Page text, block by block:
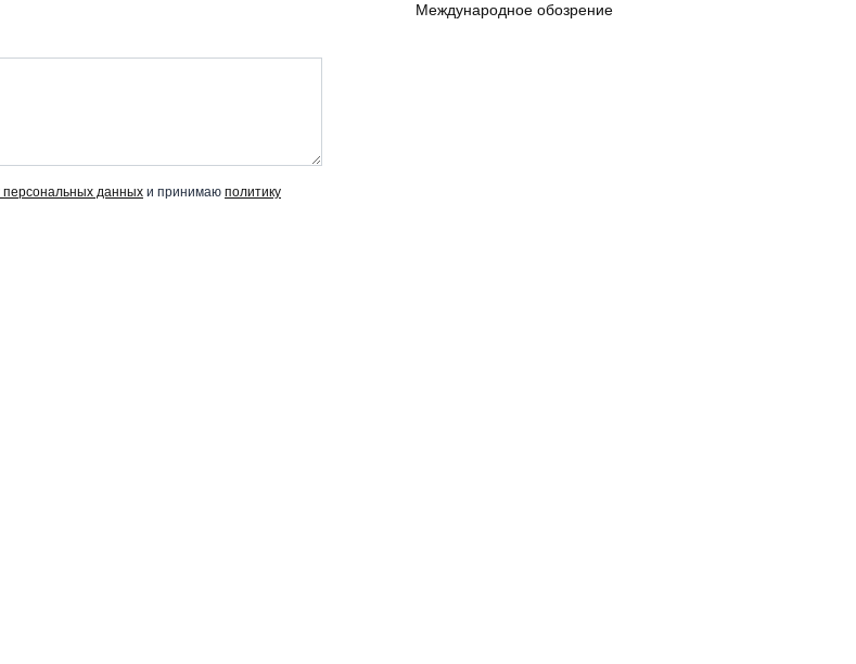
персональных данных и принимаю политику
Международное обозрение